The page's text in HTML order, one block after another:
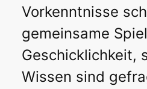
Vorkenntnisse
gemeinsame
Geschicklichkeit,
Wissen sind